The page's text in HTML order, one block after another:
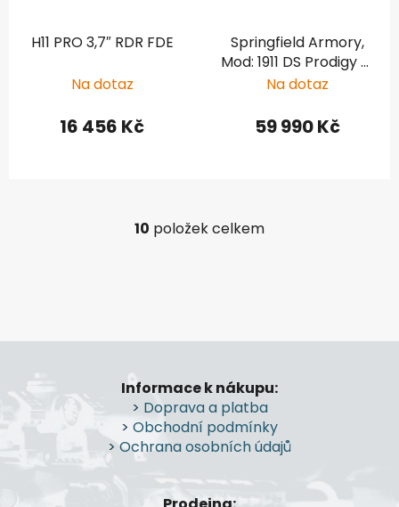
H11 PRO 3,7″ RDR FDE
Na dotaz
16 456 Kč
Springfield Armory,
Mod: 1911 DS Prodigy D,
Ráže: 9mm Luger, hl:
Na dotaz
59 990 Kč
O
a
p
r
v
k
v
10 položek celkem
Z
p
a
Informace k nákupu:
> Doprava a platba
> Obchodní podmínky
> Ochrana osobních údajů